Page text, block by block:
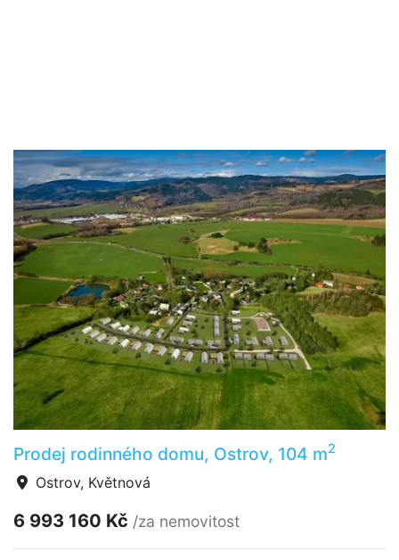
Prodej rodinného domu, Ostrov, 104 m2
Ostrov, Květnová
6 993 160 Kč /za nemovitost